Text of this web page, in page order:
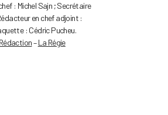
: Michel Sajn ; Secrétaire
en chef adjoint :
: Cédric Pucheu.
–La Régie